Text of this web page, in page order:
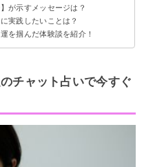
が示すメッセージは？
る場合
実践したいことは？
みる
を掴んだ体験談を紹介！
ることに成功
に恵まれた
チャット占いで今すぐ